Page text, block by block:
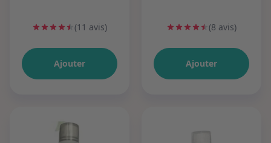
(11 avis)
Ajouter
(8 avis)
Ajouter